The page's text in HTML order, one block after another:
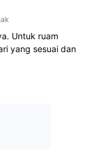
Untuk ruam
yang sesuai dan